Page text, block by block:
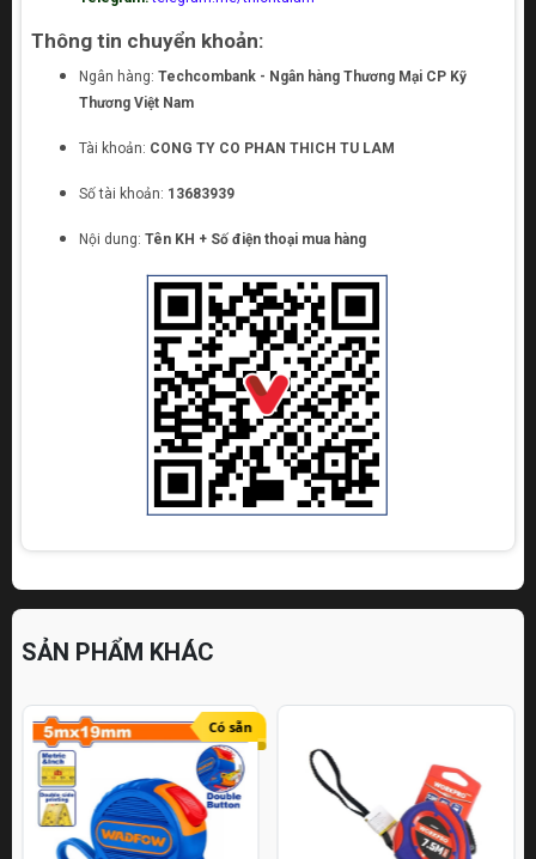
Thông tin chuyển khoản:
Ngân hàng: Techcombank - Ngân hàng Thương Mại CP Kỹ
Thương Việt Nam
Tài khoản: CONG TY CO PHAN THICH TU LAM
Số tài khoản: 13683939
Nội dung: Tên KH + Số điện thoại mua hàng
SẢN PHẨM KHÁC
Có sẵn